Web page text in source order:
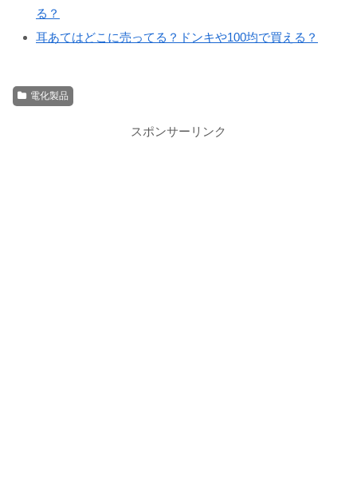
る？
耳あてはどこに売ってる？ドンキや100均で買える？
電化製品
スポンサーリンク